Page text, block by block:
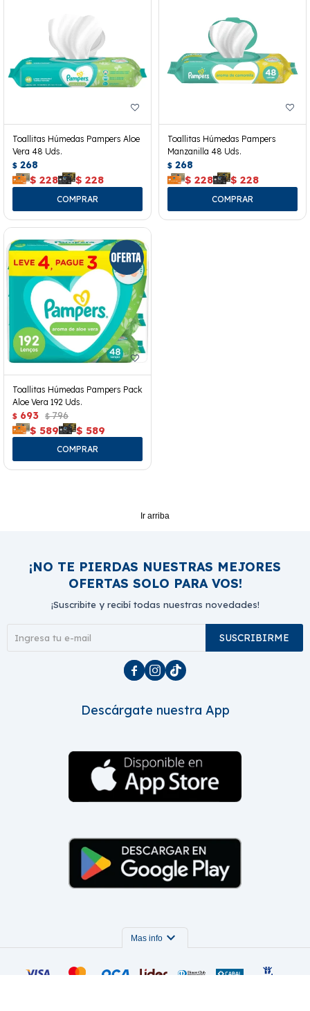
Toallitas Húmedas Pampers Aloe
Vera 48 Uds.
$ 268
$ 228 $ 228
Toallitas Húmedas Pampers
Manzanilla 48 Uds.
$ 268
$ 228 $ 228
Toallitas Húmedas Pampers Pack
Aloe Vera 192 Uds.
$ 693 $ 796
$ 589 $ 589
Ir arriba
¡NO TE PIERDAS NUESTRAS MEJORES
OFERTAS SOLO PARA VOS!
¡Suscribite y recibí todas nuestras novedades!
SUSCRIBIRME
  
Descárgate nuestra App
Mas info expand_more